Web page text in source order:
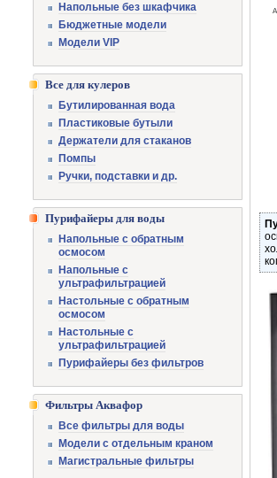
Напольные без шкафчика
Бюджетные модели
Модели VIP
Все для кулеров
Бутилированная вода
Пластиковые бутыли
Держатели для стаканов
Помпы
Ручки, подставки и др.
Пурифайеры для воды
Напольные с обратным
осмосом
Напольные с
ультрафильтрацией
Настольные с обратным
осмосом
Настольные с
ультрафильтрацией
Пурифайеры без фильтров
Фильтры Аквафор
Все фильтры для воды
Модели с отдельным краном
Магистральные фильтры